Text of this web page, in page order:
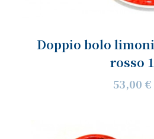
Doppio bolo
rosso 1
53,00 €